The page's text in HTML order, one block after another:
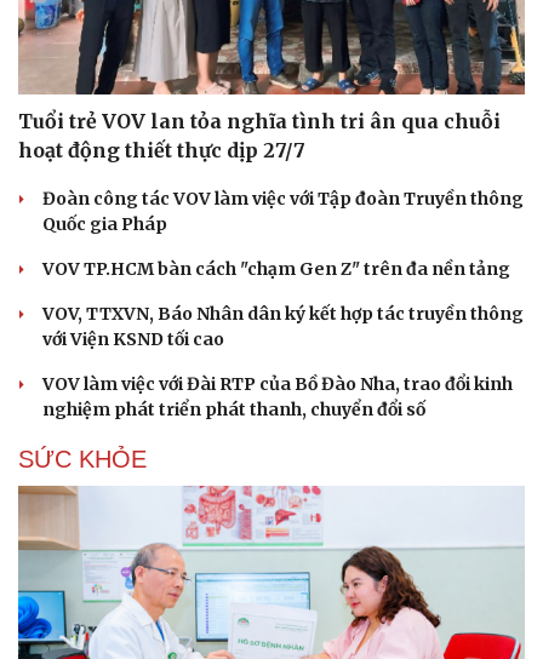
Tuổi trẻ VOV lan tỏa nghĩa tình tri ân qua chuỗi
hoạt động thiết thực dịp 27/7
Đoàn công tác VOV làm việc với Tập đoàn Truyền thông
Quốc gia Pháp
VOV TP.HCM bàn cách "chạm Gen Z" trên đa nền tảng
VOV, TTXVN, Báo Nhân dân ký kết hợp tác truyền thông
với Viện KSND tối cao
VOV làm việc với Đài RTP của Bồ Đào Nha, trao đổi kinh
nghiệm phát triển phát thanh, chuyển đổi số
SỨC KHỎE